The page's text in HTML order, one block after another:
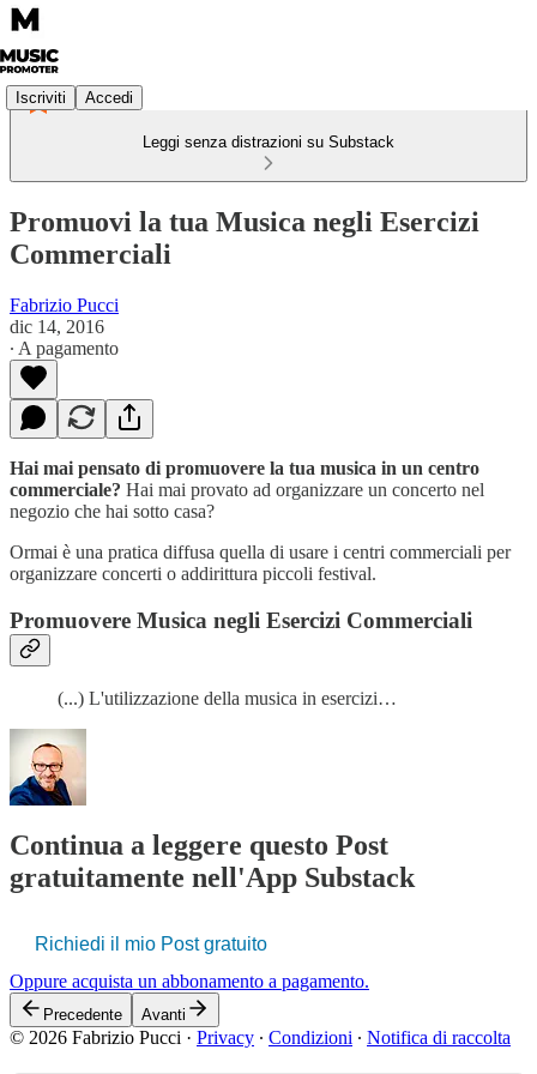
Iscriviti Accedi
Leggi senza distrazioni su Substack
Promuovi la tua Musica negli Esercizi
Commerciali
Fabrizio Pucci
dic 14, 2016
∙ A pagamento
Hai mai pensato di promuovere la tua musica in un centro
commerciale? Hai mai provato ad organizzare un concerto nel
negozio che hai sotto casa?
Ormai è una pratica diffusa quella di usare i centri commerciali per
organizzare concerti o addirittura piccoli festival.
Promuovere Musica negli Esercizi Commerciali
(...) L'utilizzazione della musica in esercizi…
Continua a leggere questo Post
gratuitamente nell'App Substack
Richiedi il mio Post gratuito
Oppure acquista un abbonamento a pagamento.
Precedente Avanti
© 2026 Fabrizio Pucci · Privacy ∙ Condizioni ∙ Notifica di raccolta